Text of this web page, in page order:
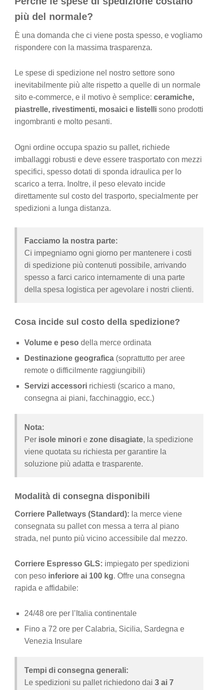
più del normale?
È una domanda che ci viene posta spesso, e vogliamo
rispondere con la massima trasparenza.
Le spese di spedizione nel nostro settore sono
inevitabilmente più alte rispetto a quelle di un normale
sito e-commerce, e il motivo è semplice: ceramiche,
piastrelle, rivestimenti, mosaici e listelli sono prodotti
ingombranti e molto pesanti.
Ogni ordine occupa spazio su pallet, richiede
imballaggi robusti e deve essere trasportato con mezzi
specifici, spesso dotati di sponda idraulica per lo
scarico a terra. Inoltre, il peso elevato incide
direttamente sul costo del trasporto, specialmente per
spedizioni a lunga distanza.
Facciamo la nostra parte:
Ci impegniamo ogni giorno per mantenere i costi
di spedizione più contenuti possibile, arrivando
spesso a farci carico internamente di una parte
della spesa logistica per agevolare i nostri clienti.
Cosa incide sul costo della spedizione?
Volume e peso della merce ordinata
Destinazione geografica (soprattutto per aree
remote o difficilmente raggiungibili)
Servizi accessori richiesti (scarico a mano,
consegna ai piani, facchinaggio, ecc.)
Nota:
Per isole minori e zone disagiate, la spedizione
viene quotata su richiesta per garantire la
soluzione più adatta e trasparente.
Modalità di consegna disponibili
Corriere Palletways (Standard): la merce viene
consegnata su pallet con messa a terra al piano
strada, nel punto più vicino accessibile dal mezzo.
Corriere Espresso GLS: impiegato per spedizioni
con peso inferiore ai 100 kg. Offre una consegna
rapida e affidabile:
24/48 ore per l’Italia continentale
Fino a 72 ore per Calabria, Sicilia, Sardegna e
Venezia Insulare
Tempi di consegna generali:
Le spedizioni su pallet richiedono dai 3 ai 7